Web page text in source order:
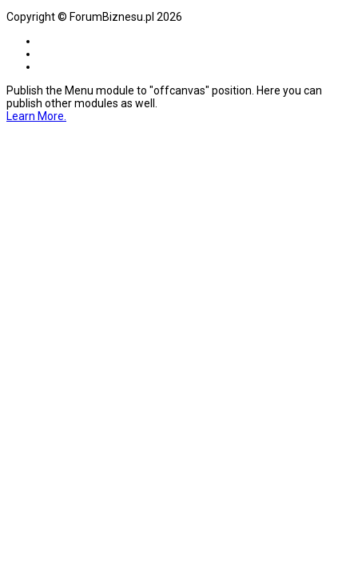
Copyright © ForumBiznesu.pl 2026
Publish the Menu module to "offcanvas" position. Here you can
publish other modules as well.
Learn More.